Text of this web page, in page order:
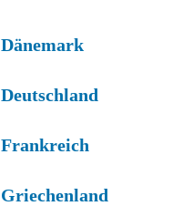
Dänemark
Deutschland
Frankreich
Griechenland